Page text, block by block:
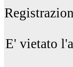
E' vietato